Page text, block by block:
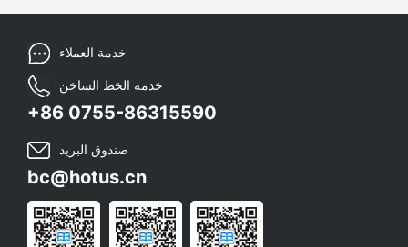
خدمة العملاء
خدمة الخط الساخن
+86 0755-86315590
صندوق البريد
bc@hotus.cn